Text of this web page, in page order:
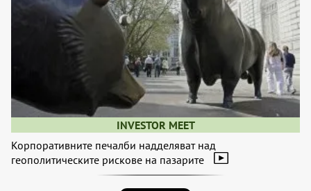
INVESTOR MEET
Корпоративните печалби надделяват над
геополитическите рискове на пазарите